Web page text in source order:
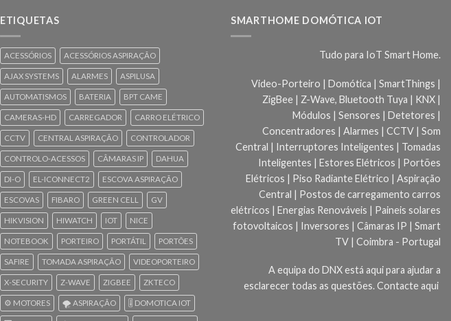
ETIQUETAS
ACESSÓRIOS ACESSÓRIOS ASPIRAÇÃO
AJAX SYSTEMS ALARMES ASPILUSA
AUTOMATISMOS BATERIA BPT CAME
CAMERAS-HD CARREGADOR CARRO ELÉTRICO
CCTV CENTRAL ASPIRAÇÃO CONTROLADOR
CONTROLO-ACESSOS CÂMARAS IP DAHUA
DI-O EL-ICONNECT2 ESCOVA ASPIRAÇÃO
ESCOVAS FIBARO GREEN CELL GV
HIKVISION HIWATCH IOT NICE
NOTEBOOK PORTEIRO PORTÁTIL PORTÕES
SAFIRE TOMADA ASPIRAÇÃO VIDEOPORTEIRO
X-SECURITY Z-WAVE ZIGBEE ZKTECO
⚙️ MOTORES 🌪️ ASPIRAÇÃO 🎚️ DOMOTICA IOT
SMARTHOME DOMÓTICA IOT
Tudo para IoT Smart Home.
Video-Porteiro | Domótica | SmartThings |
ZigBee | Z-Wave, Bluetooth Tuya | KNX |
Módulos | Sensores | Detetores |
Concentradores | Alarmes | CCTV | Som
Central | Interruptores Inteligentes | Tomadas
Inteligentes | Estores Elétricos | Portões
Elétricos | Piso Radiante Elétrico | Aspiração
Central | Postos de carregamento carros
elétricos | Energias Renováveis | Paineis solares
fotovoltaicos | Inversores | Câmaras IP | Smart
TV | Coimbra - Portugal
A equipa do DNX está aqui para ajudar a
esclarecer todas as questões.Contacte aqui